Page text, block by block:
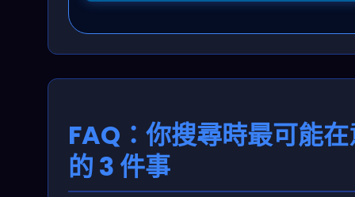
FAQ：你搜尋時最可能
的 3 件事